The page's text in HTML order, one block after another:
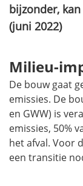
bijzonder,
(juni 2022)
Milieu-
De bouw gaat
emissies. De
en GWW) is
emissies, 50%
het afval. Voor
een transitie